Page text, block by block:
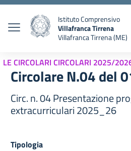
Istituto Comprensivo
Villafranca Tirrena
Villafranca Tirrena (ME)
LE CIRCOLARI CIRCOLARI 2025/
Circolare N.04 del
Circ. n. 04 Presentazione
extracurriculari 2025_26
Tipologia